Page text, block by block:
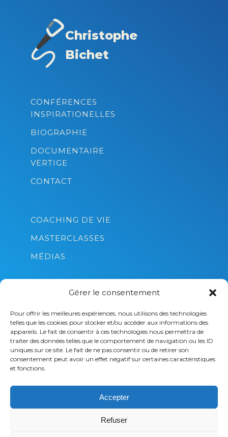
Gérer le consentement
Pour offrir les meilleures expériences, nous utilisons des technologies
telles que les cookies pour stocker et/ou accéder aux informations des
appareils. Le fait de consentir à ces technologies nous permettra de
traiter des données telles que le comportement de navigation ou les ID
uniques sur ce site. Le fait de ne pas consentir ou de retirer son
consentement peut avoir un effet négatif sur certaines caractéristiques
et fonctions.
Accepter
Refuser
Christophe
Bichet
CONFÉRENCES
INSPIRATIONELLES
BIOGRAPHIE
DOCUMENTAIRE
VERTIGE
CONTACT
COACHING DE VIE
MASTERCLASSES
MÉDIAS
Christophe Bichet © 2025 Toutes reproductions
interdites sur tout le site.